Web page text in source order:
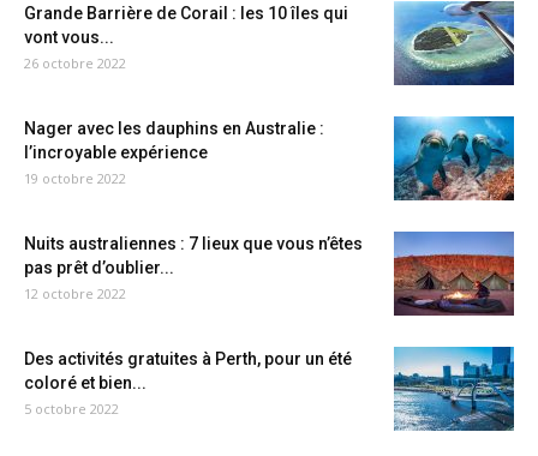
Grande Barrière de Corail : les 10 îles qui
vont vous...
26 octobre 2022
Nager avec les dauphins en Australie :
l’incroyable expérience
19 octobre 2022
Nuits australiennes : 7 lieux que vous n’êtes
pas prêt d’oublier...
12 octobre 2022
Des activités gratuites à Perth, pour un été
coloré et bien...
5 octobre 2022